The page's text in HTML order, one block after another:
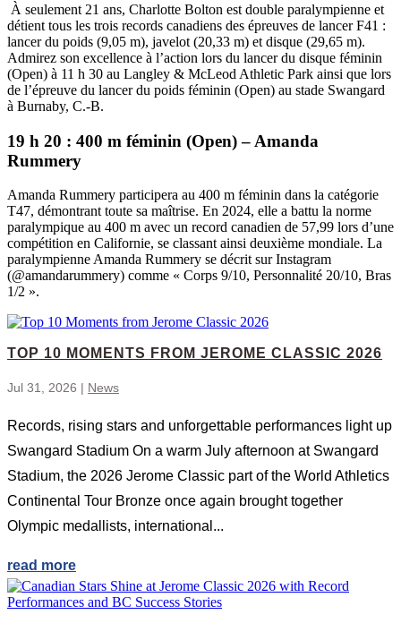
À seulement 21 ans, Charlotte Bolton est double paralympienne et
détient tous les trois records canadiens des épreuves de lancer F41 :
lancer du poids (9,05 m), javelot (20,33 m) et disque (29,65 m).
Admirez son excellence à l’action lors du lancer du disque féminin
(Open) à 11 h 30 au Langley & McLeod Athletic Park ainsi que lors
de l’épreuve du lancer du poids féminin (Open) au stade Swangard
à Burnaby, C.-B.
19 h 20 : 400 m féminin (Open) – Amanda
Rummery
Amanda Rummery participera au 400 m féminin dans la catégorie
T47, démontrant toute sa maîtrise. En 2024, elle a battu la norme
paralympique au 400 m avec un record canadien de 57,99 lors d’une
compétition en Californie, se classant ainsi deuxième mondiale. La
paralympienne Amanda Rummery se décrit sur Instagram
(@amandarummery) comme « Corps 9/10, Personnalité 20/10, Bras
1/2 ».
TOP 10 MOMENTS FROM JEROME CLASSIC 2026
Jul 31, 2026 | News
Records, rising stars and unforgettable performances light up
Swangard Stadium On a warm July afternoon at Swangard
Stadium, the 2026 Jerome Classic part of the World Athletics
Continental Tour Bronze once again brought together
Olympic medallists, international...
read more